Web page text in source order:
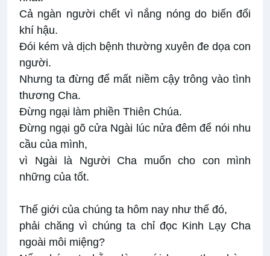
Cả ngàn người chết vì nắng nóng do biến đổi
khí hậu.
Đói kém và dịch bệnh thường xuyên đe dọa con
người.
Nhưng ta đừng để mất niềm cậy trông vào tình
thương Cha.
Đừng ngại làm phiền Thiên Chúa.
Đừng ngại gõ cửa Ngài lúc nửa đêm để nói nhu
cầu của mình,
vì Ngài là Người Cha muốn cho con mình
những của tốt.
Thế giới của chúng ta hôm nay như thế đó,
phải chăng vì chúng ta chỉ đọc Kinh Lạy Cha
ngoài môi miệng?